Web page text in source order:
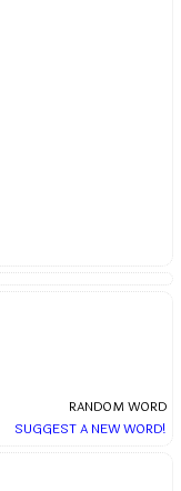
RANDOM WORD
SUGGEST A NEW WORD!